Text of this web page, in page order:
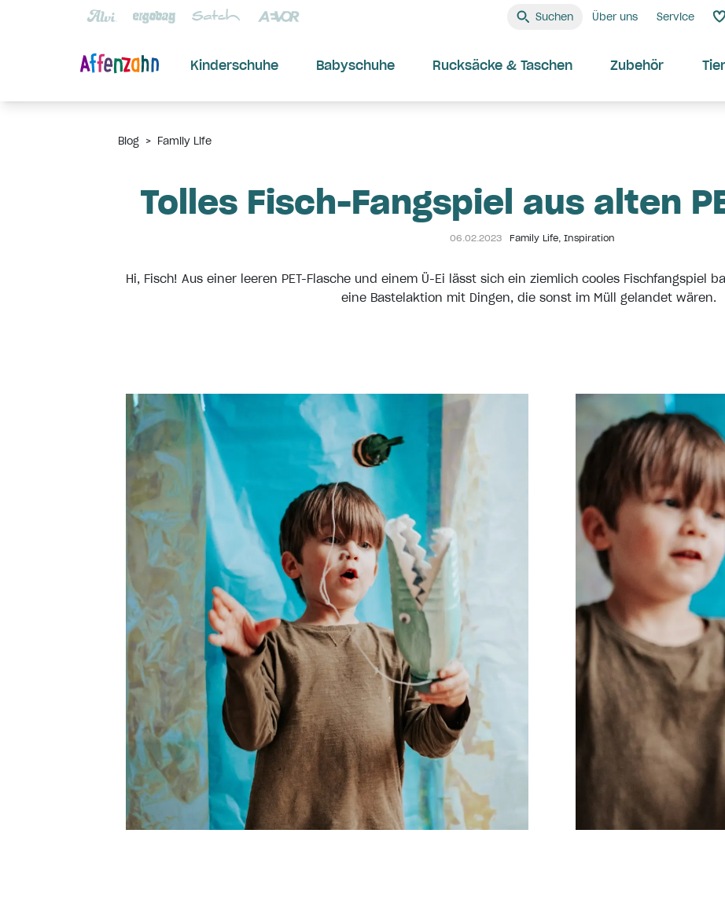
Suchen Über uns Service
Kinderschuhe Babyschuhe Rucksäcke & Taschen Zubehör
Blog > Family Life
Tolles Fisch-Fangspiel aus alten
06.02.2023 Family Life, Inspiration
Hi, Fisch! Aus einer leeren PET-Flasche und einem Ü-Ei lässt sich ein ziemlich cooles Fischfangspiel
eine Bastelaktion mit Dingen, die sonst im Müll gelandet wären.